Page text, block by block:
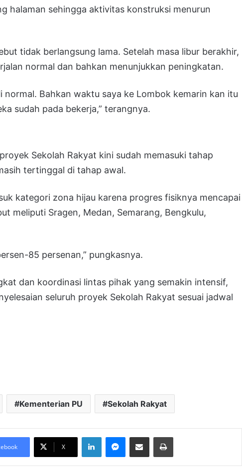
halaman sehingga aktivitas konstruksi menurun
tidak berlangsung lama. Setelah masa libur berakhir,
normal dan bahkan menunjukkan peningkatan.
normal. Bahkan waktu saya ke Lombok kemarin kan itu
sudah pada bekerja,” terangnya.
Sekolah Rakyat kini sudah memasuki tahap
tertinggal di tahap awal.
kategori zona hijau karena progres fisiknya mencapai
meliputi Sragen, Medan, Semarang, Bengkulu,
85 persenan,” pungkasnya.
dan koordinasi lintas pihak yang semakin intensif,
seluruh proyek Sekolah Rakyat sesuai jadwal
Kementerian PU Sekolah Rakyat
X
LinkedInMessenger
Bagikan melalui Email Cetak
PPHN Dibahas Lagi Usai 17 Agustus,
MPR Undang Pakar dan Akademisi